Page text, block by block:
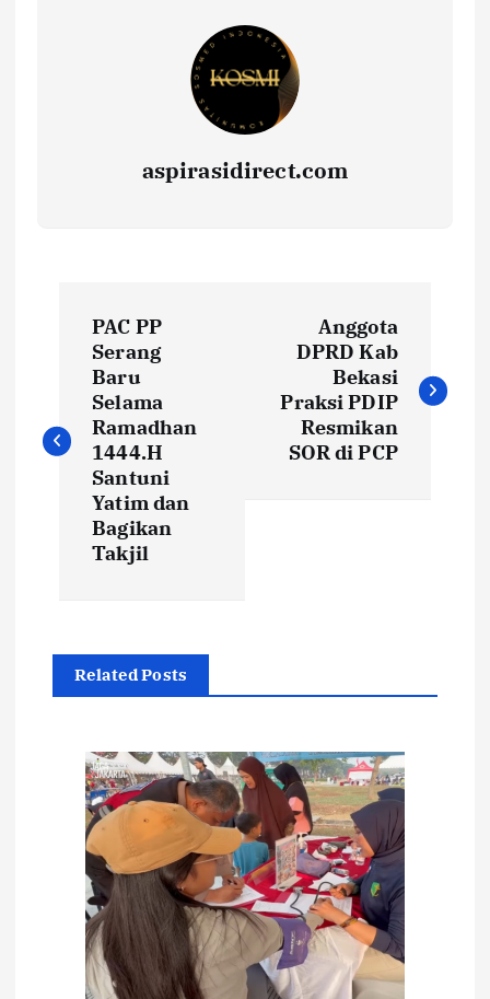
aspirasidirect.com
v
i
PAC PP
Serang
Baru
Selama
Ramadhan
1444.H
Santuni
Yatim dan
Bagikan
Takjil
Anggota
DPRD Kab
Bekasi
Praksi PDIP
Resmikan
SOR di PCP
Related Posts